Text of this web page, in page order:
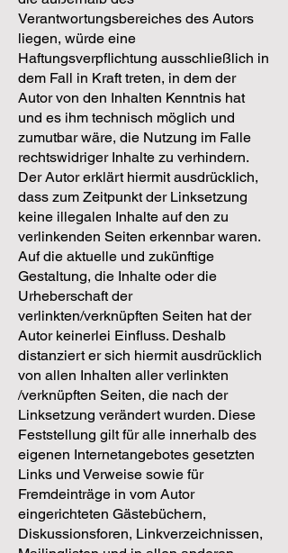
Verantwortungsbereiches des Autors
liegen, würde eine
Haftungsverpflichtung ausschließlich in
dem Fall in Kraft treten, in dem der
Autor von den Inhalten Kenntnis hat
und es ihm technisch möglich und
zumutbar wäre, die Nutzung im Falle
rechtswidriger Inhalte zu verhindern.
Der Autor erklärt hiermit ausdrücklich,
dass zum Zeitpunkt der Linksetzung
keine illegalen Inhalte auf den zu
verlinkenden Seiten erkennbar waren.
Auf die aktuelle und zukünftige
Gestaltung, die Inhalte oder die
Urheberschaft der
verlinkten/verknüpften Seiten hat der
Autor keinerlei Einfluss. Deshalb
distanziert er sich hiermit ausdrücklich
von allen Inhalten aller verlinkten
/verknüpften Seiten, die nach der
Linksetzung verändert wurden. Diese
Feststellung gilt für alle innerhalb des
eigenen Internetangebotes gesetzten
Links und Verweise sowie für
Fremdeinträge in vom Autor
eingerichteten Gästebüchern,
Diskussionsforen, Linkverzeichnissen,